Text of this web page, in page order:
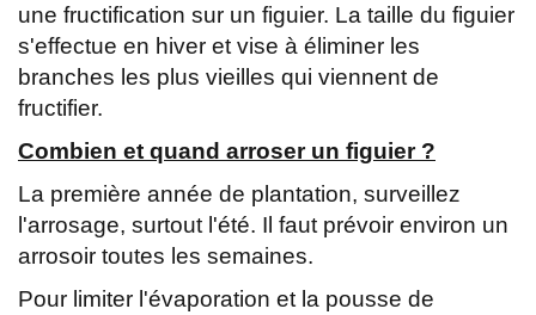
une fructification sur un figuier. La taille du figuier
s'effectue en hiver et vise à éliminer les
branches les plus vieilles qui viennent de
fructifier.
Combien et quand arroser un figuier ?
La première année de plantation, surveillez
l'arrosage, surtout l'été. Il faut prévoir environ un
arrosoir toutes les semaines.
Pour limiter l'évaporation et la pousse de